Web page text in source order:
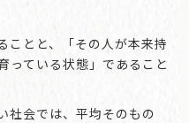
ことと、「その人が本来持
っている状態」であること
社会では、平均そのもの